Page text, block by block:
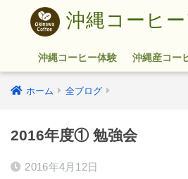
沖縄コーヒ
沖縄コーヒー体験 沖縄産コー
ホーム 全ブログ
2016年度① 勉強会
2016年4月12日